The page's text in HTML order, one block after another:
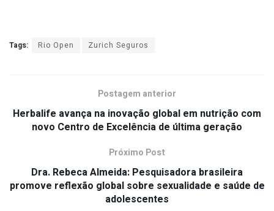
Tags: Rio Open Zurich Seguros
Postagem anterior
Herbalife avança na inovação global em nutrição com
novo Centro de Excelência de última geração
Próximo Post
Dra. Rebeca Almeida: Pesquisadora brasileira
promove reflexão global sobre sexualidade e saúde de
adolescentes